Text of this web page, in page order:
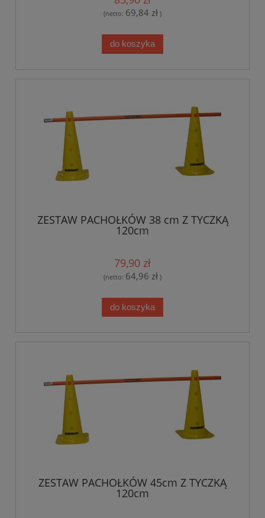
(netto: 69,84 zł )
do koszyka
ZESTAW PACHOŁKÓW 38 cm Z TYCZKĄ
120cm
79,90 zł
(netto: 64,96 zł )
do koszyka
ZESTAW PACHOŁKÓW 45cm Z TYCZKĄ
120cm